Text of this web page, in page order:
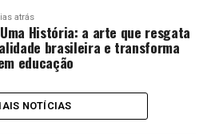
atrás
História: a arte que resgata
brasileira e transforma
educação
NOTÍCIAS